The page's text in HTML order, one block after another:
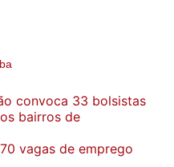
convoca 33 bolsistas
bairros de
vagas de emprego